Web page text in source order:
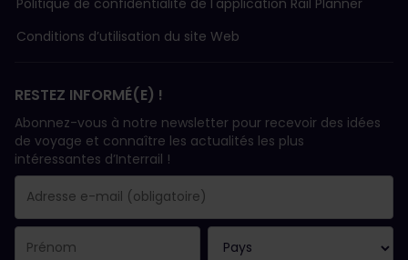
Conditions d’utilisation du site Web
RESTEZ INFORMÉ(E) !
Abonnez-vous à notre newsletter pour recevoir des idées
de voyage et connaître les actualités les plus
intéressantes d’Interrail !